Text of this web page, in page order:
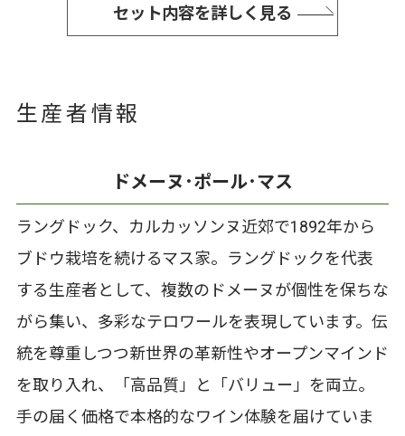
セット内容を詳しく見る
生産者情報
ドメーヌ･ポール･マス
ラングドック、カルカッソンヌ近郊で1892年から
ブドウ栽培を続けるマス家。ラングドックを代表
する生産者として、複数のドメーヌが個性を保ちな
がら集い、多彩なテロワールを表現しています。伝
統を尊重しつつ新世界の革新性やオープンマインド
を取り入れ、「高品質」と「バリュー」を両立。
手の届く価格で本格的なワイン体験を届けていま